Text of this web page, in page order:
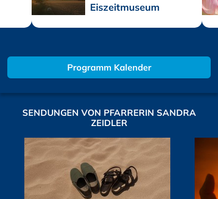
Eiszeitmuseum
Programm Kalender
SENDUNGEN VON PFARRERIN SANDRA
ZEIDLER